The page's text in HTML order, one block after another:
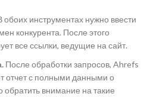
обоих инструментах нужно ввести
конкурента. После этого
все ссылки, ведущие на сайт.
После обработки запросов, Ahrefs
отчет с полными данными о
внимание на такие